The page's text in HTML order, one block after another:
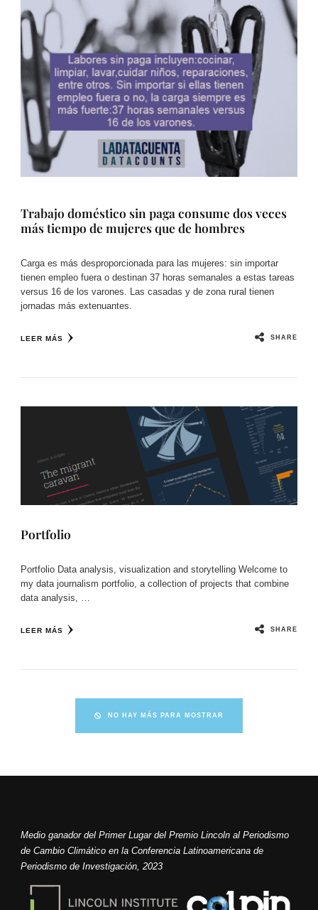
Trabajo doméstico sin paga consume dos veces
más tiempo de mujeres que de hombres
Carga es más desproporcionada para las mujeres: sin importar
tienen empleo fuera o destinan 37 horas semanales a estas tareas
versus 16 de los varones. Las casadas y de zona rural tienen
jornadas más extenuantes.
LEER MÁS SHARE
Portfolio
Portfolio Data analysis, visualization and storytelling Welcome to
my data journalism portfolio, a collection of projects that combine
data analysis, …
LEER MÁS SHARE
NO HAY MÁS PARA MOSTRAR
Medio ganador del Primer Lugar del Premio Lincoln al Periodismo
de Cambio Climático en la Conferencia Latinoamericana de
Periodismo de Investigación, 2023